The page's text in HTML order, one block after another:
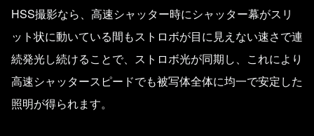
HSS撮影なら、高速シャッター時にシャッター幕がスリ
ット状に動いている間もストロボが目に見えない速さで連
続発光し続けることで、ストロボ光が同期し、これにより
高速シャッタースピードでも被写体全体に均一で安定した
照明が得られます。